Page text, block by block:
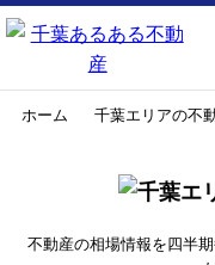
ホーム 千葉エリアの不
不動産の相場情報を四半